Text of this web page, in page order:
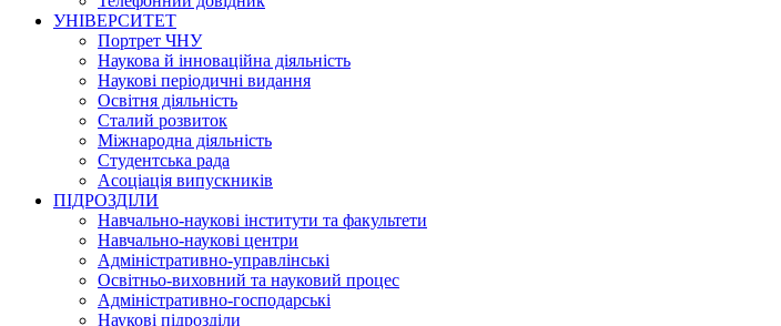
УНІВЕРСИТЕТ
Портрет ЧНУ
Наукова й інноваційна діяльність
Наукові періодичні видання
Освітня діяльність
Сталий розвиток
Міжнародна діяльність
Студентська рада
Асоціація випускників
ПІДРОЗДІЛИ
Навчально-наукові інститути та факультети
Навчально-наукові центри
Адміністративно-управлінські
Освітньо-виховний та науковий процес
Адміністративно-господарські
Наукові підрозділи